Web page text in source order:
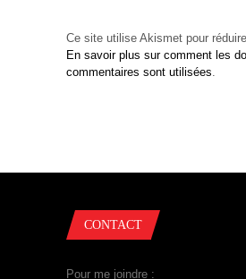
Ce site utilise Akismet pour
En savoir plus sur comment les
commentaires sont utilisées.
CONTACT
Pour me joindre :